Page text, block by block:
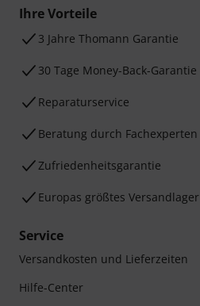
Ihre Vorteile
3 Jahre Thomann Garantie
30 Tage Money-Back-Garantie
Reparaturservice
Beratung durch Fachexperten
Zufriedenheitsgarantie
Europas größtes Versandlager
Service
Versandkosten und Lieferzeiten
Hilfe-Center